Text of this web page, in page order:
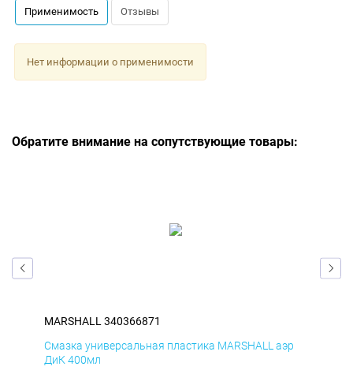
Применимость Отзывы
Нет информации о применимости
Обратите внимание на сопутствующие товары:
MARSHALL 340366871
Смазка универсальная пластика MARSHALL аэр
ДиК 400мл